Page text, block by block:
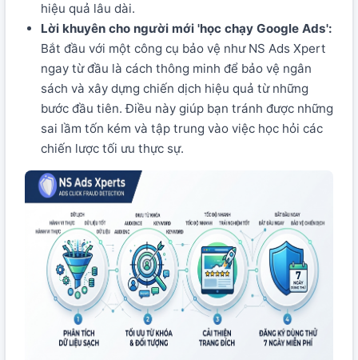
hiệu quả lâu dài.
Lời khuyên cho người mới 'học chạy Google Ads':
Bắt đầu với một công cụ bảo vệ như NS Ads Xpert
ngay từ đầu là cách thông minh để bảo vệ ngân
sách và xây dựng chiến dịch hiệu quả từ những
bước đầu tiên. Điều này giúp bạn tránh được những
sai lầm tốn kém và tập trung vào việc học hỏi các
chiến lược tối ưu thực sự.